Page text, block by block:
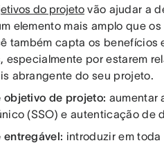
do projetovão ajudar a
elemento mais amplo que
também capta os benefícios
especialmente por estarem
abrangente do seu projeto.
objetivo de projeto: aumentar
(SSO) e autenticação de
entregável: introduzir em